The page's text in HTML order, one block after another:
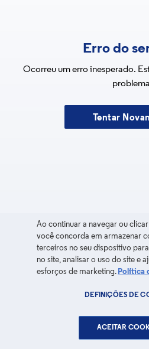
Erro do
Ocorreu um erro inesperado.
Tentar
Ao continuar a navegar ou
você concorda em armazenar
terceiros no seu dispositivo
no site, analisar o uso do site e
esforços de marketing. Política
DEFINIÇÕES DE
ACEITAR